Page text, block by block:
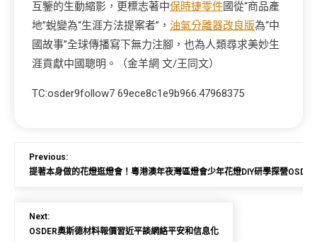
互鑒的生動縮影，更標志著中保時捷零件國從“商品產
地”蛻變為“生涯方法提案者”， 油氣分離器改良版為“中
國故事”全球傳播寫下無力注腳，也為人類尋求美妙生
涯貢獻中國聰明。（金羊網 文/王同文）
TC:osder9follow7 69ece8c1e9b966.47968375
Previous:
提著本身做的花燈逛燈會！粵港澳年夜灣區燈會少年花燈DIY研學探營
Next:
OSDER奧斯德材料報價習近平談網絡平安和信息化